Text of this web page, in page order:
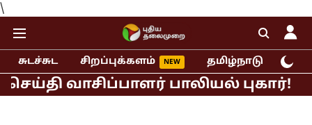
\
சுடச்சுட சிறப்புக்களம் தமிழ்நாடு
பாலியல் புகார்!